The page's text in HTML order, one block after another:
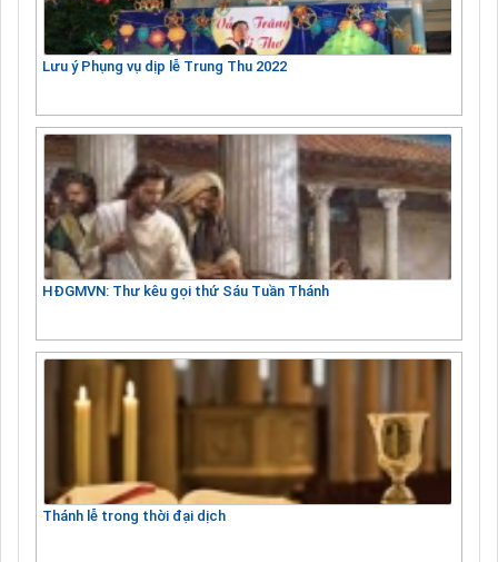
Lưu ý Phụng vụ dịp lễ Trung Thu 2022
HĐGMVN: Thư kêu gọi thứ Sáu Tuần Thánh
Thánh lễ trong thời đại dịch